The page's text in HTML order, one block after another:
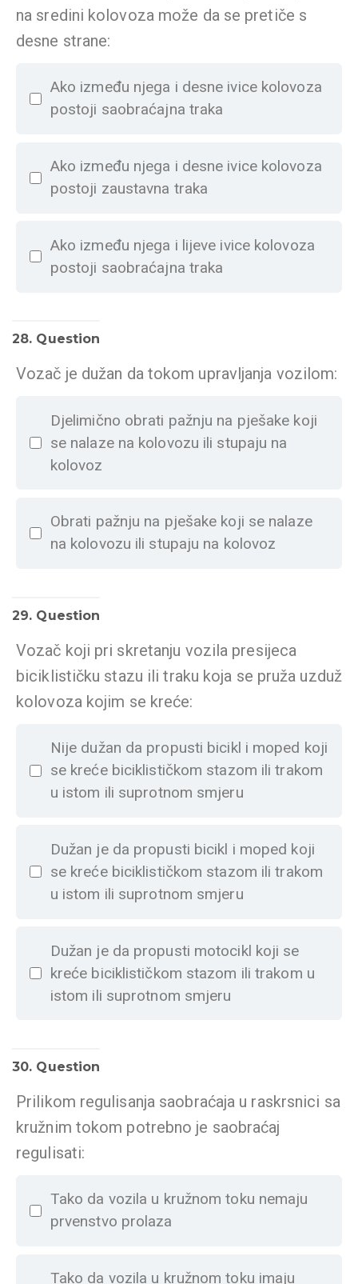
na sredini kolovoza može da se pretiče s
desne strane:
Ako između njega i desne ivice kolovoza
postoji saobraćajna trakа
Ako između njega i desne ivice kolovoza
postoji zaustavna traka
Ako između njega i lijeve ivice kolovoza
postoji saobraćajna traka
28. Question
Vozač je dužan da tokom upravljanja vozilom:
Djelimično obrati pažnju na pješake koji
se nalaze na kolovozu ili stupaju na
kolovoz
Obrati pažnju na pješake koji se nalaze
na kolovozu ili stupaju na kolovoz
29. Question
Vozač koji pri skretanju vozila presijeca
biciklističku stazu ili traku koja se pruža uzduž
kolovoza kojim se kreće:
Nije dužan da propusti bicikl i moped koji
se kreće biciklističkom stazom ili trakom
u istom ili suprotnom smjeru
Dužan je da propusti bicikl i moped koji
se kreće biciklističkom stazom ili trakom
u istom ili suprotnom smjeru
Dužan je da propusti motocikl koji se
kreće biciklističkom stazom ili trakom u
istom ili suprotnom smjeru
30. Question
Prilikom regulisanja saobraćaja u raskrsnici sa
kružnim tokom potrebno je saobraćaj
regulisati:
Tako da vozila u kružnom toku nemaju
prvenstvo prolaza
Tako da vozila u kružnom toku imaju